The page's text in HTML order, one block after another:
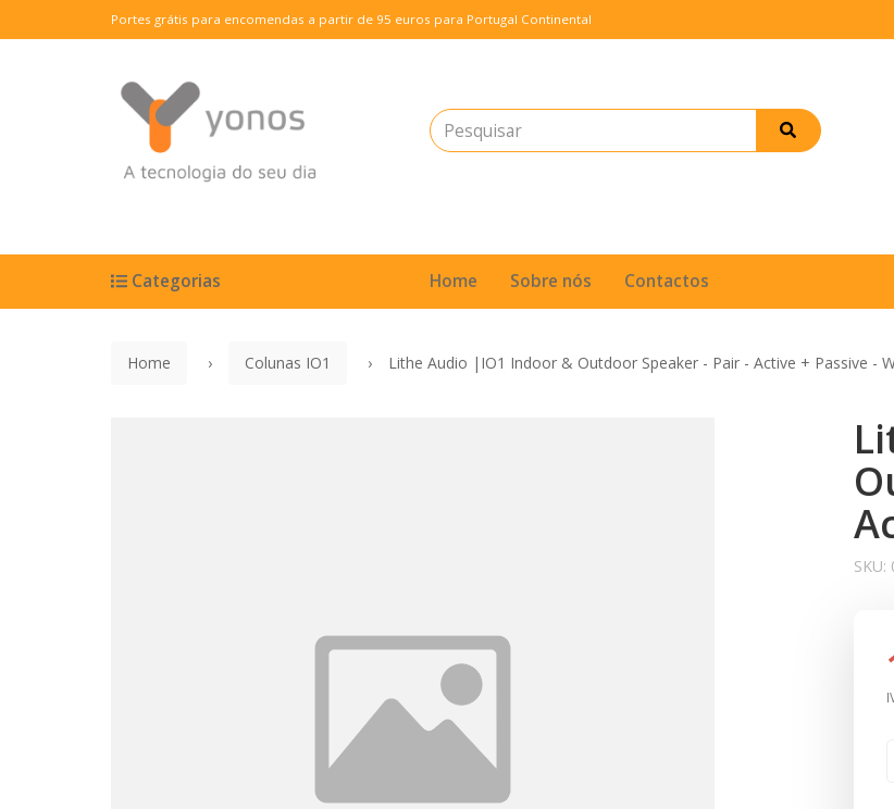
Portes grátis para encomendas a partir de 95 euros para Portugal Continental
Home Sobre nós Contactos
Categorias
Home Colunas IO1 Lithe Audio |IO1 Indoor & Outdoor Speaker - Pair - Active + Passive -
SKU: